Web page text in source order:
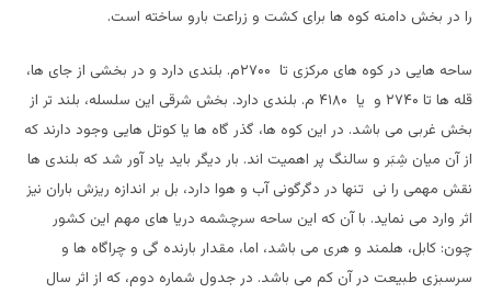
را در بخش دامنه کوه ها برای کشت و زراعت بارو ساخته است.
ساحه هایی در کوه های مرکزی تا ۲۷۰۰م. بلندی دارد و در بخشی از جای ها،
قله ها تا ۲۷۴۰ و یا ۴۱۸۰ م. بلندی دارد. بخش شرقی این سلسله، بلند تر از
بخش غربی می باشد. در این کوه ها، گذر گاه ها یا کوتل هایی وجود دارند که
از آن میان شِبَر و سالنگ پر اهمیت اند. بار دیگر باید یاد آور شد که بلندی ها
نقش مهمی را نی تنها در دگرگونی آب و هوا دارد، بل بر اندازه ریزش باران نیز
اثر وارد می نماید. با آن که این ساحه سرچشمه دریا های مهم این کشور
چون: کابل، هلمند و هری می باشد، اما، مقدار بارنده گی و چراگاه ها و
سرسبزی طبیعت در آن کم می باشد. در جدول شماره دوم، که از اثر سال